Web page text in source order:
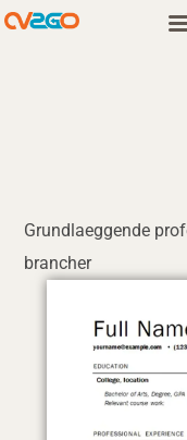
Gå
Grundlaeggende
brancher